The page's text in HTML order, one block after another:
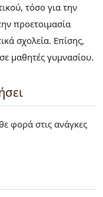
τόσο για την
προετοιμασία
σχολεία. Επίσης,
μαθητές γυμνασίου.
φορά στις ανάγκες